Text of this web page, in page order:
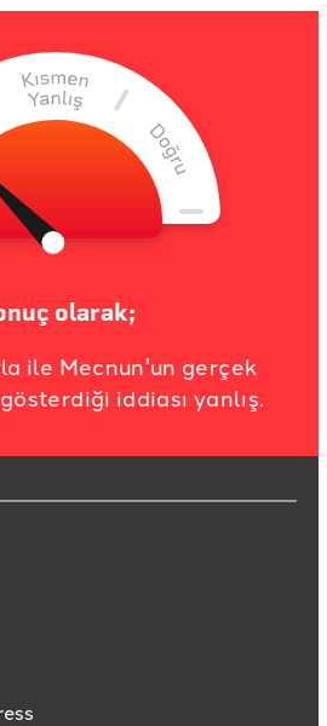
olarak;
ile Mecnun'un gerçek
iddiası yanlış.